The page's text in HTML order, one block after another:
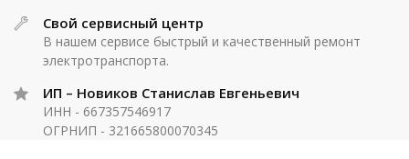
Свой сервисный центр
В нашем сервисе быстрый и качественный ремонт
электротранспорта.
ИП – Новиков Станислав Евгеньевич
ИНН - 667357546917
ОГРНИП - 321665800070345